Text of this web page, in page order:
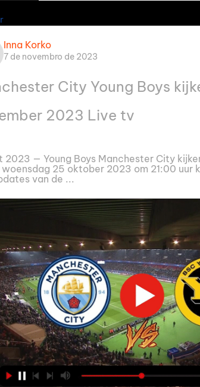
Inna Korko
7 de novembro de 2023
City Young Boys
2023 Live tv
2023 — Young Boys Manchester City
25 oktober 2023 om 21:00 uur
van de ...